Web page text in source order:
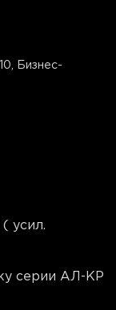
Бизнес-
усил.
серии АЛ-КР